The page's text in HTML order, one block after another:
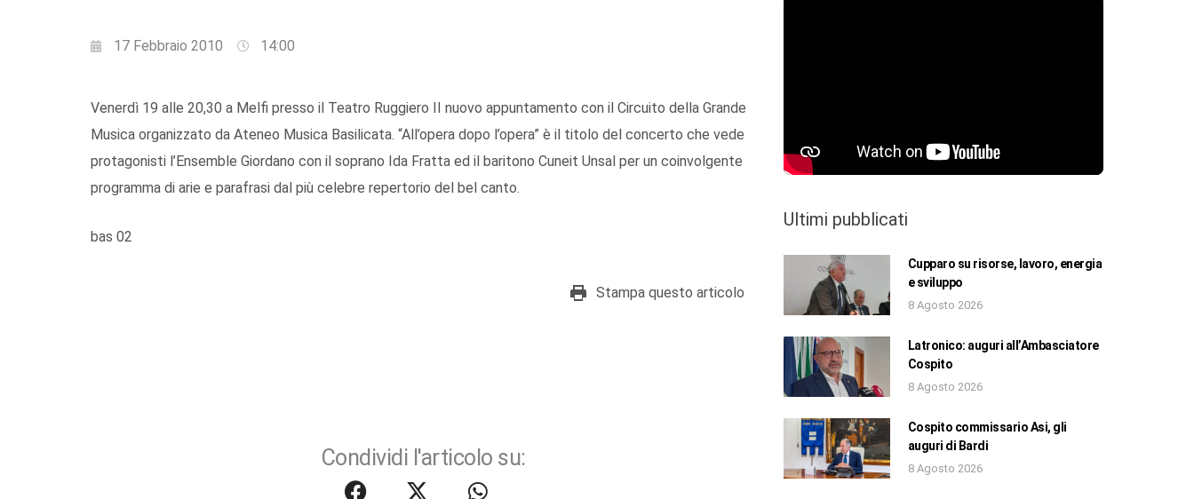
17 Febbraio 2010 14:00
Venerdì 19 alle 20,30 a Melfi presso il Teatro Ruggiero II nuovo appuntamento con il Circuito della Grande
Musica organizzato da Ateneo Musica Basilicata. “All’opera dopo l’opera” è il titolo del concerto che vede
protagonisti l’Ensemble Giordano con il soprano Ida Fratta ed il baritono Cuneit Unsal per un coinvolgente
programma di arie e parafrasi dal più celebre repertorio del bel canto.
bas 02
Stampa questo articolo
Condividi l'articolo su:
Ultimi pubblicati
Cupparo su risorse, lavoro, energia
e sviluppo
8 Agosto 2026
Latronico: auguri all’Ambasciatore
Cospito
8 Agosto 2026
Cospito commissario Asi, gli
auguri di Bardi
8 Agosto 2026